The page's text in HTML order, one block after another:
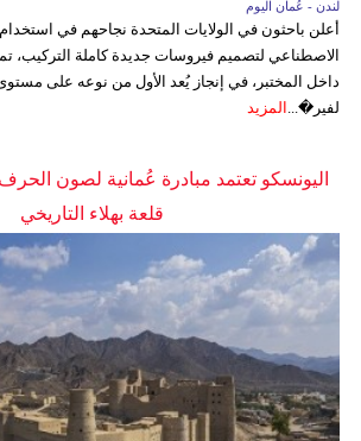
لندن - عُمان اليوم
أعلن باحثون في الولايات المتحدة نجاحهم في استخدام
الاصطناعي لتصميم فيروسات جديدة كاملة التركيب،
داخل المختبر، في إنجاز يُعد الأول من نوعه على
لفير�... المزيد
اليونسكو تعتمد مبادرة عُمانية لصون
قلعة بهلاء التاريخي